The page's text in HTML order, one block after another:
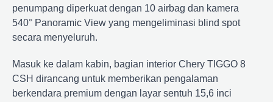
penumpang diperkuat dengan 10 airbag dan kamera
540° Panoramic View yang mengeliminasi blind spot
secara menyeluruh.
Masuk ke dalam kabin, bagian interior Chery TIGGO 8
CSH dirancang untuk memberikan pengalaman
berkendara premium dengan layar sentuh 15,6 inci